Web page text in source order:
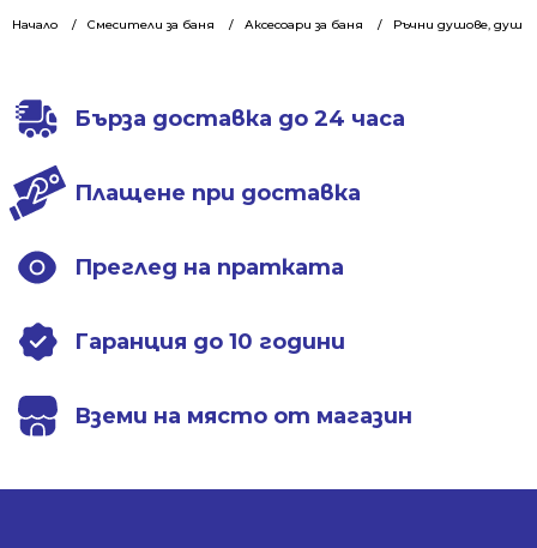
Начало Смесители за баня Аксесоари за баня Ръчни душове, душ
50.11 €
29.14 €
Бърза доставка до 24 часа
Плащене при доставка
Преглед на пратката
Гаранция до 10 години
Вземи на място от магазин